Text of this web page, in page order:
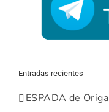
Entradas recientes
ESPADA de